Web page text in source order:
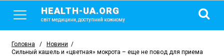
HEALTH-UA.ORG
світ медицини, доступний кожному
Головна / Новини /
Сильный кашель и «цветная» мокрота – еще не повод для приема